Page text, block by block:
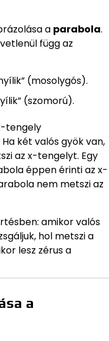
a parabola.
függ az
(mosolygós).
(szomorú).
tengely
két valós gyök van,
az x-tengelyt. Egy
éppen érinti az x-
nem metszi az
amikor valós
hol metszi a
lesz zérus a
a